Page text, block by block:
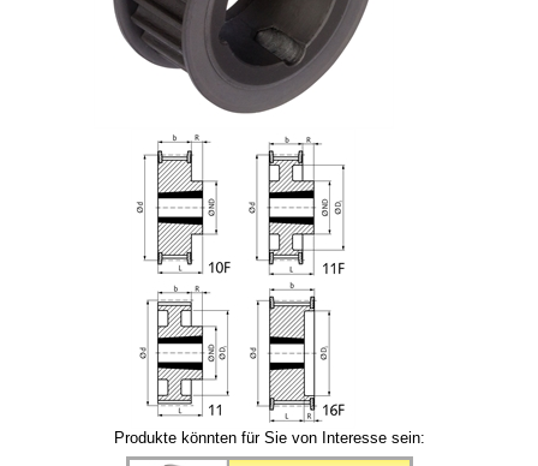
Produkte könnten für Sie von Interesse sein: